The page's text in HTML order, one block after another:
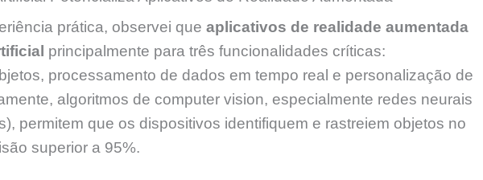
prática, observei que aplicativos de realidade aumentada
principalmente para três funcionalidades críticas:
processamento de dados em tempo real e personalização de
algoritmos de computer vision, especialmente redes neurais
permitem que os dispositivos identifiquem e rastreiem objetos no
superior a 95%.